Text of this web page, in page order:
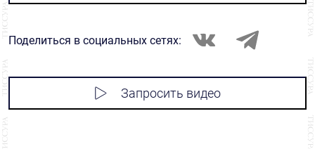
Поделиться в социальных сетях:
Запросить видео